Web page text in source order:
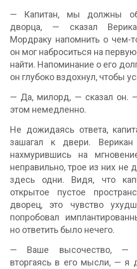
— Капитан, мы должны
дворца, — сказал
Мордраку напомнить о чем-
он мог наброситься на
найти. Напоминание о его
он глубоко вздохнул, чтобы
— Да, милорд, — сказал он.
этом немедленно.
Не дожидаясь ответа,
зашагал к двери.
нахмурившись на
неправильно, трое из них
здесь одни. Видя, что
открытое пустое
дворец, это чувство
попробовал
но ответить было нечего.
— Ваше высочество, —
вторгаясь в его мысли, — я